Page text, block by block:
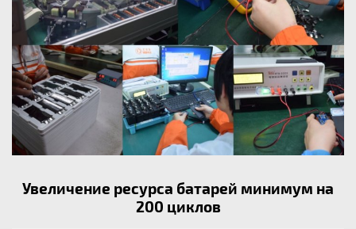
Увеличение ресурса батарей минимум на
200 циклов